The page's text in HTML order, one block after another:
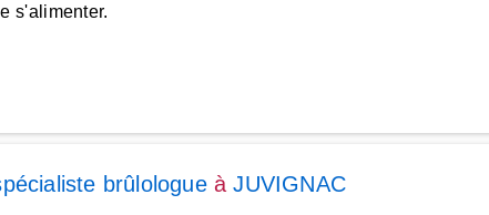
s'alimenter.
brûlologueàJUVIGNAC